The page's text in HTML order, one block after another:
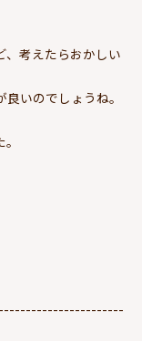
、考えたらおかしい
いのでしょうね。